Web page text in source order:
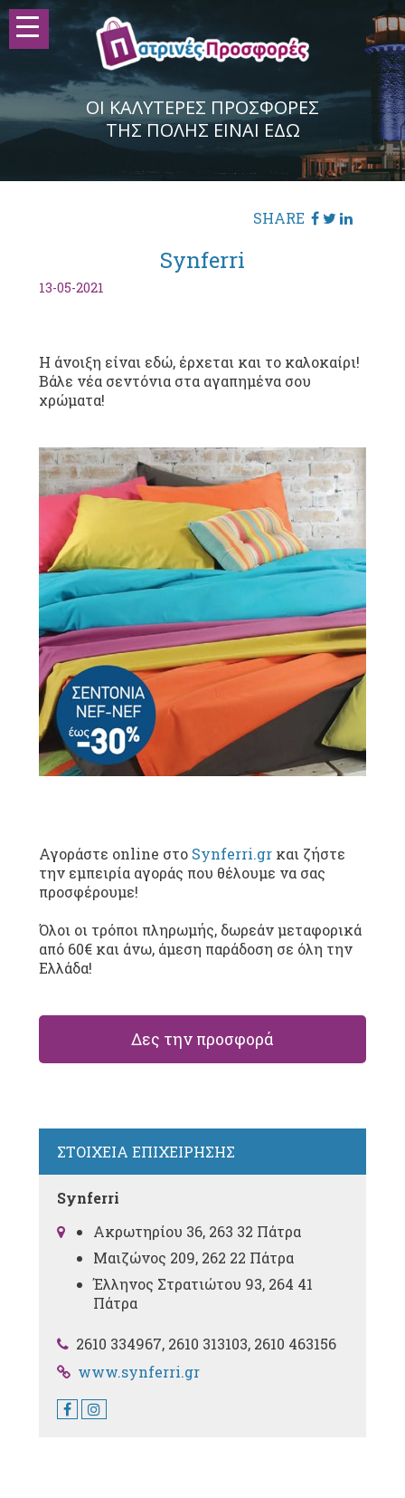
ΟΙ ΚΑΛΥΤΕΡΕΣ ΠΡΟΣΦΟΡΕΣ
ΤΗΣ ΠΟΛΗΣ ΕΙΝΑΙ ΕΔΩ
SHARE
Synferri
13-05-2021
Η άνοιξη είναι εδώ, έρχεται και το καλοκαίρι!
Βάλε νέα σεντόνια στα αγαπημένα σου
χρώματα!
Αγοράστε online στο Synferri.grκαι ζήστε
την εμπειρία αγοράς που θέλουμε να σας
προσφέρουμε!
Όλοι οι τρόποι πληρωμής, δωρεάν μεταφορικά
από 60€ και άνω, άμεση παράδοση σε όλη την
Ελλάδα!
Δες την προσφορά
ΣΤΟΙΧΕΙΑ ΕΠΙΧΕΙΡΗΣΗΣ
Synferri
Ακρωτηρίου 36, 263 32 Πάτρα
Μαιζώνος 209, 262 22 Πάτρα
Έλληνος Στρατιώτου 93, 264 41
Πάτρα
2610 334967, 2610 313103, 2610 463156
www.synferri.gr